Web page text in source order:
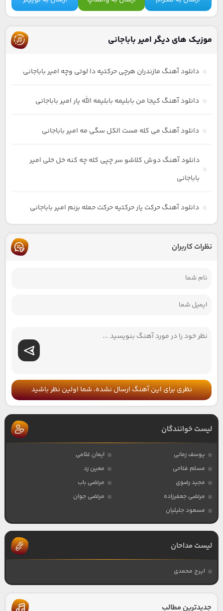
موزیک های دیگر امیر باباجانی
دانلود آهنگ مازندران هرچی حرکتیه دا لوتی وچه امیر باباجانی
دانلود آهنگ کیجا من بابلیمه بابلیمه الله یار امیر باباجانی
دانلود آهنگ می کله مست الکل سگی مه امیر باباجانی
دانلود آهنگ دوش کلاشو سر چپی کله چه کنه خل خلی امیر
باباجانی
دانلود آهنگ حرکت یار حرکتیه حرکت حمله بزنم امیر باباجانی
نظرات کاربران
نظری برای این آهنگ ارسال نشده، شما اولین نظر باشید
لیست خوانندگان
یوسف زمانی
ایمان غلامی
مسلم فتاحی
معین زد
مجید رضوی
مرتضی باب
مرتضی جعفرزاده
مرتضی جوان
مسعود جلیلیان
لیست مداحان
ایرج محمدی
جدیدترین مطالب